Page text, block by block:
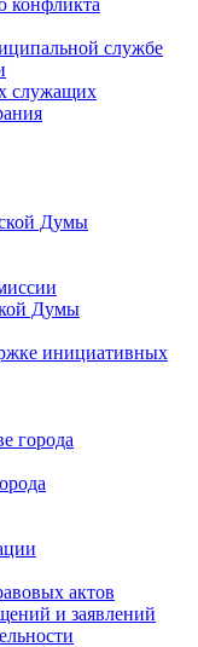
конфликта
службе
служащих
Думы
Думы
инициативных
города
актов
и заявлений